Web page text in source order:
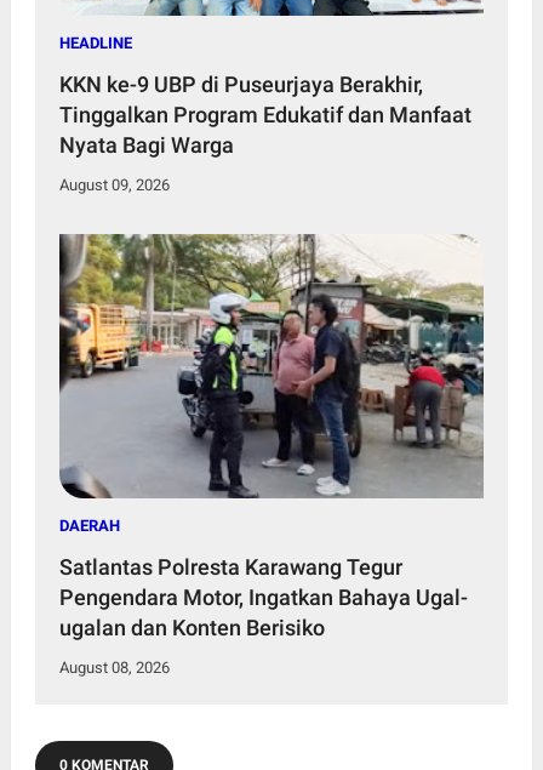
HEADLINE
KKN ke-9 UBP di Puseurjaya Berakhir,
Tinggalkan Program Edukatif dan Manfaat
Nyata Bagi Warga
August 09, 2026
DAERAH
Satlantas Polresta Karawang Tegur
Pengendara Motor, Ingatkan Bahaya Ugal-
ugalan dan Konten Berisiko
August 08, 2026
0 KOMENTAR